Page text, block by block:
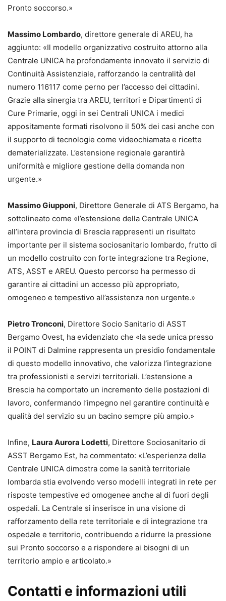
Pronto soccorso.»
Massimo Lombardo, direttore generale di AREU, ha
aggiunto: «Il modello organizzativo costruito attorno alla
Centrale UNICA ha profondamente innovato il servizio di
Continuità Assistenziale, rafforzando la centralità del
numero 116117 come perno per l’accesso dei cittadini.
Grazie alla sinergia tra AREU, territori e Dipartimenti di
Cure Primarie, oggi in sei Centrali UNICA i medici
appositamente formati risolvono il 50% dei casi anche con
il supporto di tecnologie come videochiamata e ricette
dematerializzate. L’estensione regionale garantirà
uniformità e migliore gestione della domanda non
urgente.»
Massimo Giupponi, Direttore Generale di ATS Bergamo, ha
sottolineato come «l’estensione della Centrale UNICA
all’intera provincia di Brescia rappresenti un risultato
importante per il sistema sociosanitario lombardo, frutto di
un modello costruito con forte integrazione tra Regione,
ATS, ASST e AREU. Questo percorso ha permesso di
garantire ai cittadini un accesso più appropriato,
omogeneo e tempestivo all’assistenza non urgente.»
Pietro Tronconi, Direttore Socio Sanitario di ASST
Bergamo Ovest, ha evidenziato che «la sede unica presso
il POINT di Dalmine rappresenta un presidio fondamentale
di questo modello innovativo, che valorizza l’integrazione
tra professionisti e servizi territoriali. L’estensione a
Brescia ha comportato un incremento delle postazioni di
lavoro, confermando l’impegno nel garantire continuità e
qualità del servizio su un bacino sempre più ampio.»
Infine, Laura Aurora Lodetti, Direttore Sociosanitario di
ASST Bergamo Est, ha commentato: «L’esperienza della
Centrale UNICA dimostra come la sanità territoriale
lombarda stia evolvendo verso modelli integrati in rete per
risposte tempestive ed omogenee anche al di fuori degli
ospedali. La Centrale si inserisce in una visione di
rafforzamento della rete territoriale e di integrazione tra
ospedale e territorio, contribuendo a ridurre la pressione
sui Pronto soccorso e a rispondere ai bisogni di un
territorio ampio e articolato.»
Contatti e informazioni utili